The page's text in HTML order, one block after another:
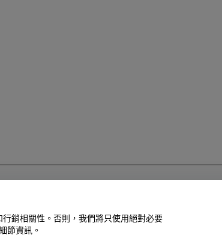
銷相關性。否則，我們將只使用絕對必要
節資訊。